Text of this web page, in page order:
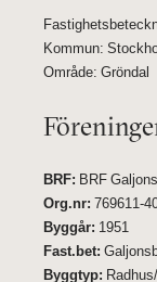
Kommun:
Område: Gröndal
BRF: BRF
Org.nr: 769611-
Byggår: 1951
Fast.bet:
Byggtyp: